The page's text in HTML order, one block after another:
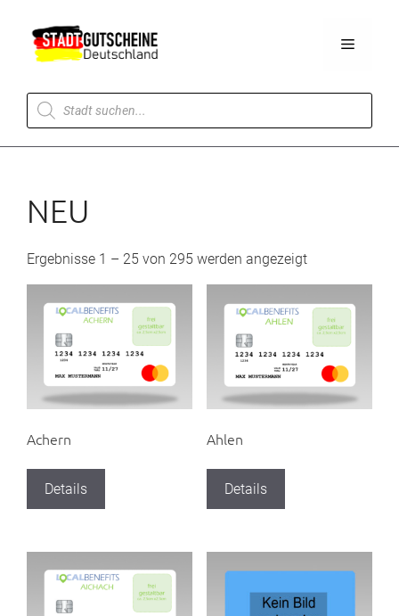
Inhalt
springen
Menü
Products
search
NEU
Ergebnisse 1 – 25 von 295 werden angezeigt
Achern
Details
Ahlen
Details